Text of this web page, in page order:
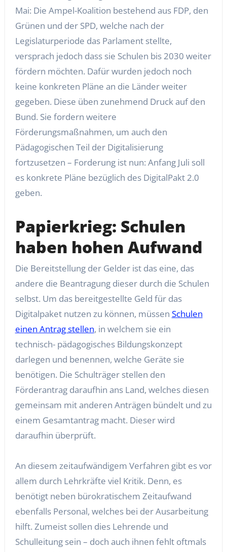
Mai: Die Ampel-Koalition bestehend aus FDP, den
Grünen und der SPD, welche nach der
Legislaturperiode das Parlament stellte,
versprach jedoch dass sie Schulen bis 2030 weiter
fördern möchten. Dafür wurden jedoch noch
keine konkreten Pläne an die Länder weiter
gegeben. Diese üben zunehmend Druck auf den
Bund. Sie fordern weitere
Förderungsmaßnahmen, um auch den
Pädagogischen Teil der Digitalisierung
fortzusetzen – Forderung ist nun: Anfang Juli soll
es konkrete Pläne bezüglich des DigitalPakt 2.0
geben.
Papierkrieg: Schulen
haben hohen Aufwand
Die Bereitstellung der Gelder ist das eine, das
andere die Beantragung dieser durch die Schulen
selbst. Um das bereitgestellte Geld für das
Digitalpaket nutzen zu können, müssen Schulen
einen Antrag stellen, in welchem sie ein
technisch- pädagogisches Bildungskonzept
darlegen und benennen, welche Geräte sie
benötigen. Die Schulträger stellen den
Förderantrag daraufhin ans Land, welches diesen
gemeinsam mit anderen Anträgen bündelt und zu
einem Gesamtantrag macht. Dieser wird
daraufhin überprüft.
An diesem zeitaufwändigem Verfahren gibt es vor
allem durch Lehrkräfte viel Kritik. Denn, es
benötigt neben bürokratischem Zeitaufwand
ebenfalls Personal, welches bei der Ausarbeitung
hilft. Zumeist sollen dies Lehrende und
Schulleitung sein – doch auch ihnen fehlt oftmals